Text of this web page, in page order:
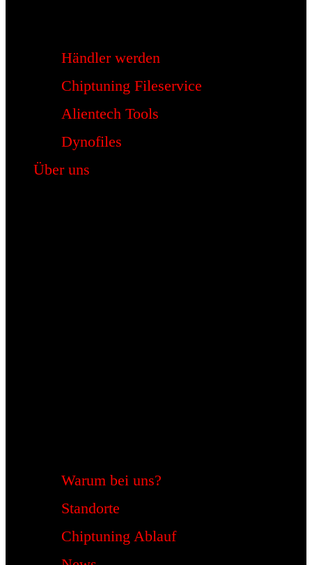
Händler werden
Chiptuning Fileservice
Alientech Tools
Dynofiles
Über uns
Warum bei uns?
Standorte
Chiptuning Ablauf